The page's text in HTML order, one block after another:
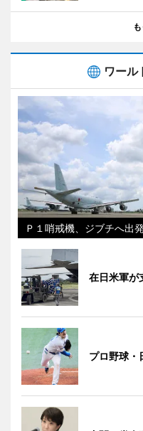
ワール
Ｐ１哨戒機、ジブチへ出発
在日米軍が
プロ野球